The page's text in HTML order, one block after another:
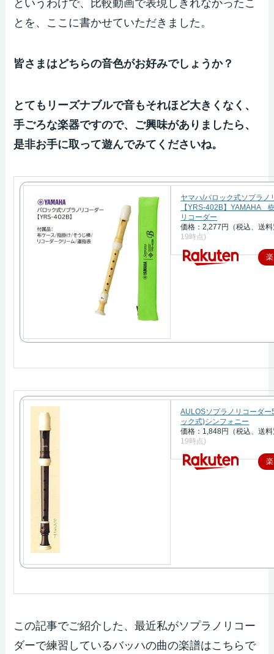
というわけで、比較動画で表現しきれなかったこ
とを、ここに書かせていただきました。
皆さまはどちらの音色がお好みでしょうか？
とてもリーズナブルで音もそれほど大きくなく、
手ごろな楽器ですので、ご興味がありましたら、
是非お手に取って遊んでみてくださいね。
ヤマハ/バロック式ソプラノ
【YRS-402B】YAMAHA
リコーダー
価格：2,277円（税込、送
19時点)
AULOSソプラノリコーダ
ック式)シンフォニー
価格：1,848円（税込、送
19時点)
この記事でご紹介した、最近私がソプラノリコー
ダーで練習しているバッハの曲の楽譜はこちらで